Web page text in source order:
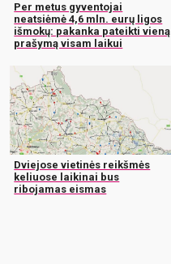
Per metus gyventojai
neatsiėmė 4,6 mln. eurų ligos
išmokų: pakanka pateikti vieną
prašymą visam laikui
Dviejose vietinės reikšmės
keliuose laikinai bus
ribojamas eismas